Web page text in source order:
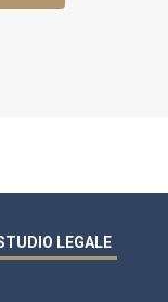
LEGALE